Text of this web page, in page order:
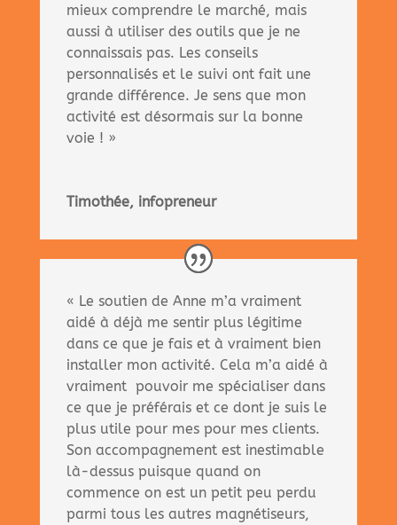
mieux comprendre le marché, mais
aussi à utiliser des outils que je ne
connaissais pas. Les conseils
personnalisés et le suivi ont fait une
grande différence. Je sens que mon
activité est désormais sur la bonne
voie ! »
Timothée, infopreneur
« Le soutien de Anne m’a vraiment
aidé à déjà me sentir plus légitime
dans ce que je fais et à vraiment bien
installer mon activité. Cela m’a aidé à
vraiment pouvoir me spécialiser dans
ce que je préférais et ce dont je suis le
plus utile pour mes pour mes clients.
Son accompagnement est inestimable
là-dessus puisque quand on
commence on est un petit peu perdu
parmi tous les autres magnétiseurs,